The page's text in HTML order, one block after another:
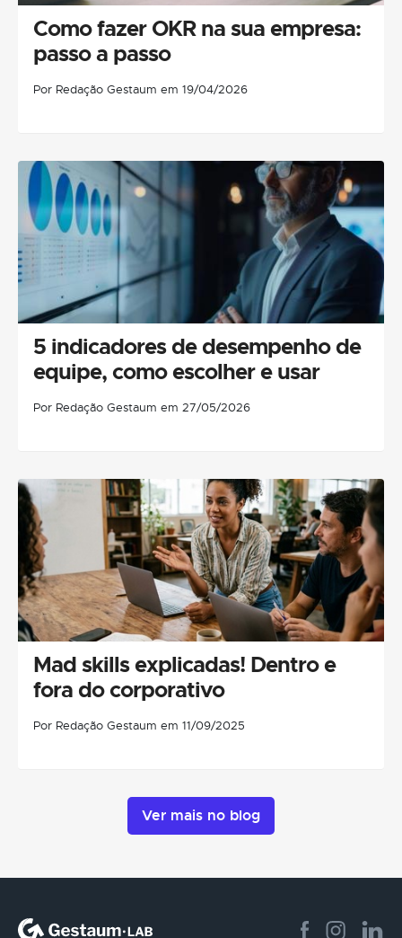
Como fazer OKR na sua empresa:
passo a passo
Por Redação Gestaum em 19/04/2026
5 indicadores de desempenho de
equipe, como escolher e usar
Por Redação Gestaum em 27/05/2026
Mad skills explicadas! Dentro e
fora do corporativo
Por Redação Gestaum em 11/09/2025
Ver mais no blog